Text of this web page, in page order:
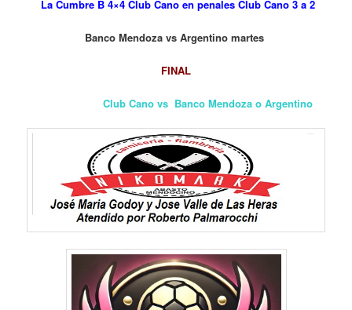
La Cumbre B 4×4 Club Cano en penales Club Cano 3 a 2
Banco Mendoza vs Argentino martes
FINAL
Club Cano vs Banco Mendoza o Argentino